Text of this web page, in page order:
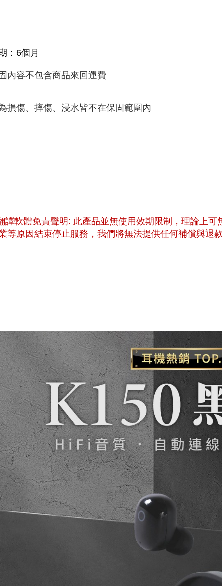
：6個月
內容不包含商品來回運費
損傷、摔傷、浸水皆不在保固範圍內
譯軟體免責聲明: 此產品並無使用效期限制，理論上
等原因結束停止服務，我們將無法提供任何補償與退